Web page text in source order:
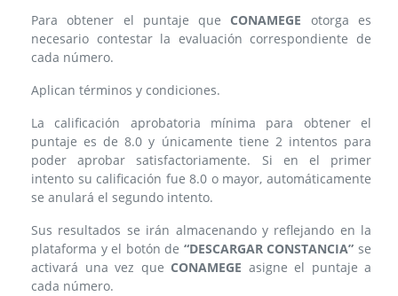
Para obtener el puntaje que CONAMEGE otorga es
necesario contestar la evaluación correspondiente de
cada número.
Aplican términos y condiciones.
La calificación aprobatoria mínima para obtener el
puntaje es de 8.0 y únicamente tiene 2 intentos para
poder aprobar satisfactoriamente. Si en el primer
intento su calificación fue 8.0 o mayor, automáticamente
se anulará el segundo intento.
Sus resultados se irán almacenando y reflejando en la
plataforma y el botón de “DESCARGAR CONSTANCIA” se
activará una vez que CONAMEGE asigne el puntaje a
cada número.